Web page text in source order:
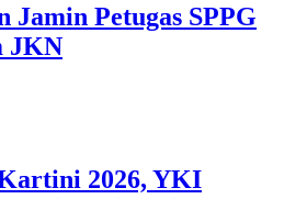
Jamin Petugas SPPG
JKN
2026, YKI